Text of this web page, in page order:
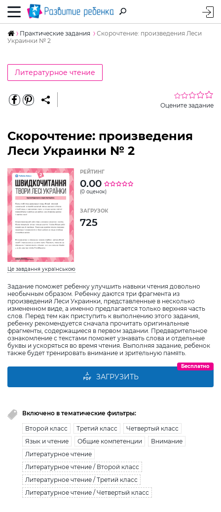
Практические задания
Скорочтение: произведения Леси
Украинки № 2
Литературное чтение
Оцените задание
Скорочтение: произведения
Леси Украинки № 2
Це завдання українською
Задание поможет ребенку улучшить навыки чтения довольно
необычным образом. Ребенку даются три фрагмента из
произведений Леси Украинки, представленные в несколько
измененном виде, а именно предлагается только верхняя часть
слов. Перед тем как приступить к выполнению этого задания,
ребенку рекомендуется сначала прочитать оригинальные
фрагменты, содержащиеся в первом задании. Предварительное
ознакомление с текстами поможет узнавать слова и отдельные
буквы и ускоряться во время чтения. Выполняя задание, ребенок
также будет тренировать внимание и зрительную память.
РЕЙТИНГ
0.00
(0 оценок)
ЗАГРУЗОК
725
ЗАГРУЗИТЬ
Бесплатно
Включено в тематические фильтры:
Второй класс Третий класс
Четвертый класс
Язык и чтение
Общие компетенции
Внимание
Литературное чтение
Литературное чтение / Второй класс
Литературное чтение / Третий класс
Литературное чтение / Четвертый класс